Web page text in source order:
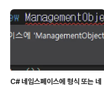
C# 네임스페이스에 형식 또는 네